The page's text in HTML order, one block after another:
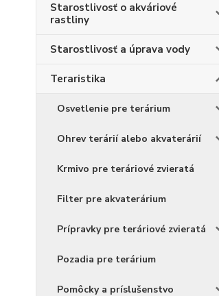
Starostlivosť o akváriové
rastliny
Starostlivosť a úprava vody
Teraristika
Osvetlenie pre terárium
Ohrev terárií alebo akvaterárií
Krmivo pre teráriové zvieratá
Filter pre akvaterárium
Prípravky pre teráriové zvieratá
Pozadia pre terárium
Pomôcky a príslušenstvo